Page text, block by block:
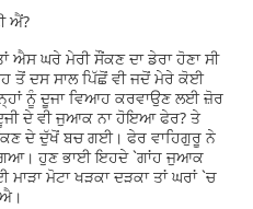
ਐਂ?
ਐਸ ਘਰੇ ਮੇਰੀ ਸੌਂਕਣ ਦਾ ਡੇਰਾ ਹੋਣਾ ਸੀ
ਤੋਂ ਦਸ ਸਾਲ ਪਿੱਛੋਂ ਵੀ ਜਦੋਂ ਮੇਰੇ ਕੋਈ
ਨੂੰ ਦੂਜਾ ਵਿਆਹ ਕਰਵਾਉਣ ਲਈ ਜ਼ੋਰ
ਦੇ ਵੀ ਜੁਆਕ ਨਾ ਹੋਇਆ ਫੇਰ? ਤੇ
ਦੇ ਦੁੱਖੋਂ ਬਚ ਗਈ। ਫੇਰ ਵਾਹਿਗੁਰੂ ਨੇ
ਹੁਣ ਭਾਈ ਇਹਦੇ `ਗਾਂਹ ਜੁਆਕ
ਮੋਟਾ ਖੜਕਾ ਦੜਕਾ ਤਾਂ ਘਰਾਂ `ਚ